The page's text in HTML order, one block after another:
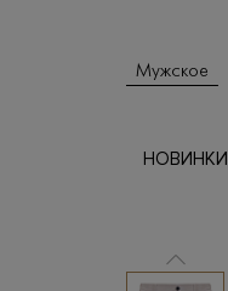
Мужское
НОВИНКИ